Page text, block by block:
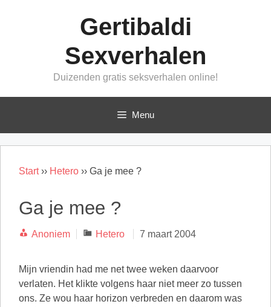
Gertibaldi
Sexverhalen
Duizenden gratis seksverhalen online!
Menu
Start›› Hetero ›› Ga je mee ?
Ga je mee ?
Anoniem Categorieën
Hetero 7 maart 2004
Mijn vriendin had me net twee weken daarvoor
verlaten. Het klikte volgens haar niet meer zo tussen
ons. Ze wou haar horizon verbreden en daarom was